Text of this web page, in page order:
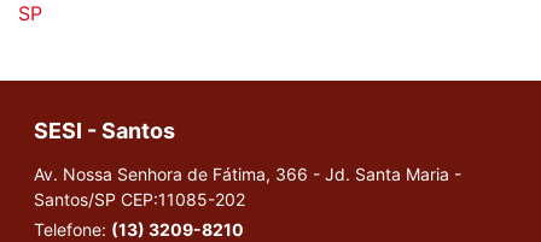
SP
SESI - Santos
Av. Nossa Senhora de Fátima, 366 - Jd. Santa Maria -
Santos/SP CEP:11085-202
Telefone: (13) 3209-8210